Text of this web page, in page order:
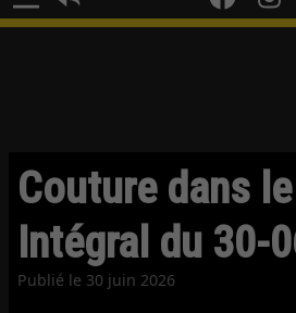
Couture dans
Intégral du 30-
Publié le 30 juin 2026